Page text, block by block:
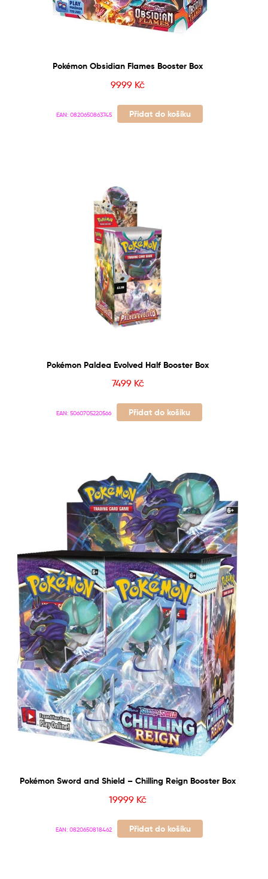
Pokémon Obsidian Flames Booster Box
9999 Kč
EAN: 0820650863745 Přidat do košíku
Pokémon Paldea Evolved Half Booster Box
7499 Kč
EAN: 5060705220566 Přidat do košíku
Pokémon Sword and Shield – Chilling Reign Booster Box
19999 Kč
EAN: 0820650818462 Přidat do košíku